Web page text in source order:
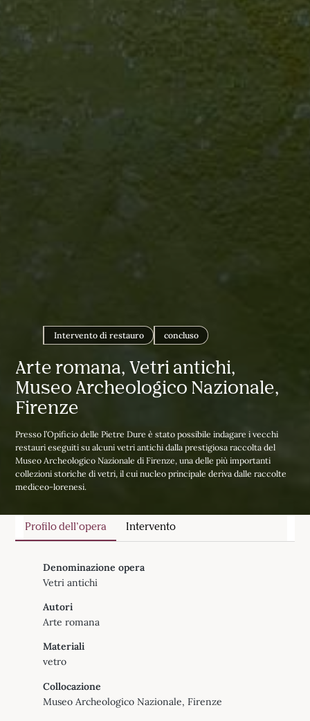
Arte romana, Vetri antichi,
Museo Archeologico Nazionale,
Firenze
Presso l’Opificio delle Pietre Dure è stato possibile indagare i vecchi
restauri eseguiti su alcuni vetri antichi dalla prestigiosa raccolta del
Museo Archeologico Nazionale di Firenze, una delle più importanti
collezioni storiche di vetri, il cui nucleo principale deriva dalle raccolte
mediceo-lorenesi.
Intervento di restauro concluso
Profilo dell’opera Intervento
Denominazione opera
Vetri antichi
Autori
Arte romana
Materiali
vetro
Collocazione
Museo Archeologico Nazionale, Firenze